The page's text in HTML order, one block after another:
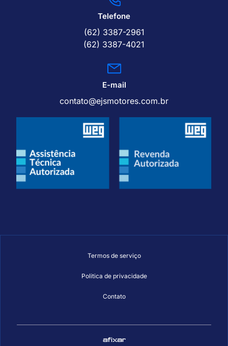
Telefone
(62) 3387-2961
(62) 3387-4021
E-mail
contato@ejsmotores.com.br
Termos de serviço
Politica de privacidade
Contato